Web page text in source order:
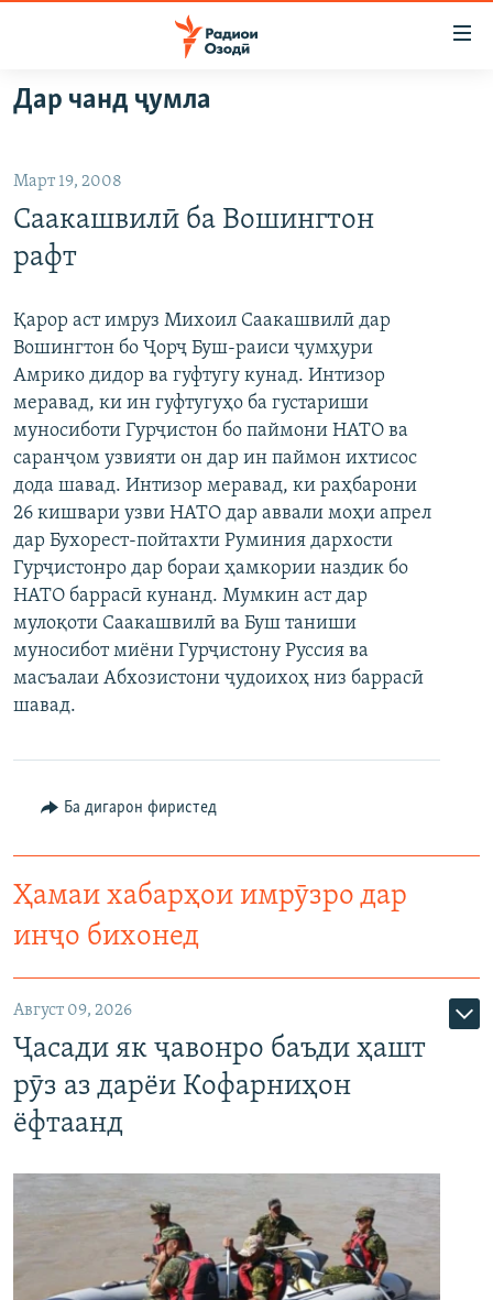
Ҷаҳиш
ба
аслӣ
Ҷаҳиш
ба
феҳристи
аслӣ
Ҷаҳиш
ба
ҷустор
ГӮШАҲО
ҚАЗИЯИ "КРОКУС"
ОСИЁИ МАРКАЗӢ
ФАРҲАНГ
МЕҲМОНИ ОЗОДӢ
ВАРЗИШ
РӮЗГОРИ МУҲОҶИР
ТАҲҚИҚОТ
ҶАНГ ДАР УКРАИНА
НАЗАРИ МАРДУМ
БЛОГИСТОН
ОЗОДӢ ОНЛАЙН
ЧАНДРАСОНАӢ
ВИДЕО
НИГОРИСТОН
ГУЗОРИШҲОИ РАДИОӢ
РӮЙХАТҲО
КИТОБҲОИ ОЗОДӢ
Русский
ПАЙГИРӢ КУНЕД
Дар чанд ҷумла
Март 19, 2008
Саакашвилӣ ба Вошингтон
рафт
Қарор аст имруз Михоил Саакашвилӣ дар
Вошингтон бо Ҷорҷ Буш-раиси ҷумҳури
Амрико дидор ва гуфтугу кунад. Интизор
меравад, ки ин гуфтугуҳо ба густариши
муносиботи Гурҷистон бо паймони НАТО ва
саранҷом узвияти он дар ин паймон ихтисос
дода шавад. Интизор меравад, ки раҳбарони
26 кишвари узви НАТО дар аввали моҳи апрел
дар Бухорест-пойтахти Руминия дархости
Гурҷистонро дар бораи ҳамкории наздик бо
НАТО баррасӣ кунанд. Мумкин аст дар
мулоқоти Саакашвилӣ ва Буш таниши
муносибот миёни Гурҷистону Руссия ва
масъалаи Абхозистони ҷудоихоҳ низ баррасӣ
шавад.
Ба дигарон фиристед
Ҳамаи хабарҳои имрӯзро дар
инҷо бихонед
Август 09, 2026
Ҷасади як ҷавонро баъди ҳашт
рӯз аз дарёи Кофарниҳон
ёфтаанд